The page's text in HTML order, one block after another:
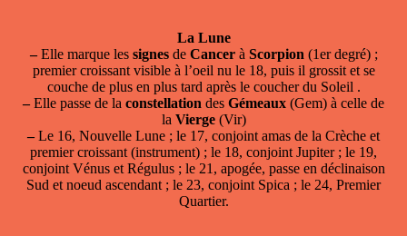
La Lune
–Elle marque les signesde Cancer à Scorpion (1er degré) ;
premier croissant visible à l’oeil nu le 18, puis il grossit et se
couche de plus en plus tard après le coucher du Soleil .
–Elle passe de la constellation des Gémeaux (Gem) à celle de
la Vierge(Vir)
–Le 16, Nouvelle Lune ; le 17, conjoint amas de la Crèche et
premier croissant (instrument) ; le 18, conjoint Jupiter ; le 19,
conjoint Vénus et Régulus ; le 21, apogée, passe en déclinaison
Sud et noeud ascendant ; le 23, conjoint Spica ; le 24, Premier
Quartier.